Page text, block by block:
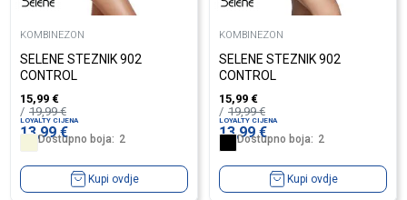
KOMBINEZON
SELENE STEZNIK 902
CONTROL
15,99 €
19,99€
LOYALTY CIJENA
13,99€
Dostupno boja: 2
Kupi ovdje
KOMBINEZON
SELENE STEZNIK 902
CONTROL
15,99 €
19,99€
LOYALTY CIJENA
13,99€
Dostupno boja: 2
Kupi ovdje